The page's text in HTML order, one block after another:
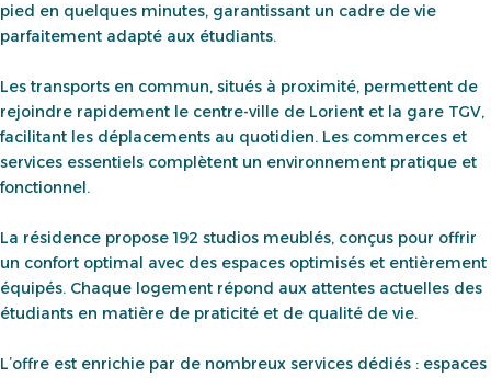
pied en quelques minutes, garantissant un cadre de vie
parfaitement adapté aux étudiants.
Les transports en commun, situés à proximité, permettent de
rejoindre rapidement le centre-ville de Lorient et la gare TGV,
facilitant les déplacements au quotidien. Les commerces et
services essentiels complètent un environnement pratique et
fonctionnel.
La résidence propose 192 studios meublés, conçus pour offrir
un confort optimal avec des espaces optimisés et entièrement
équipés. Chaque logement répond aux attentes actuelles des
étudiants en matière de praticité et de qualité de vie.
L’offre est enrichie par de nombreux services dédiés : espaces